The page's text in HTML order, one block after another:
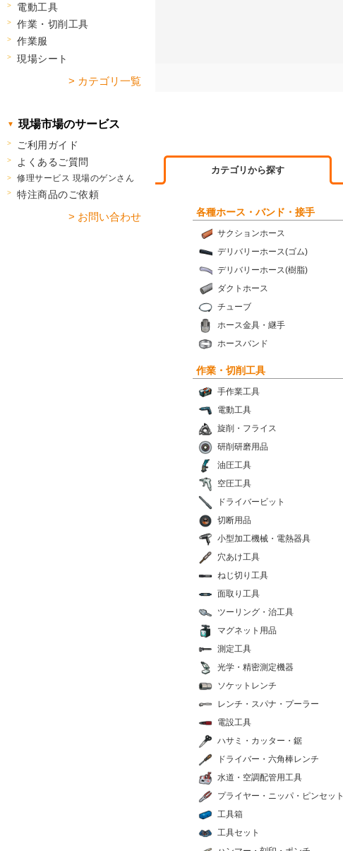
カテゴリから探す
各種ホース・バンド・接手
サクションホース
デリバリーホース(ゴム)
デリバリーホース(樹脂)
ダクトホース
チューブ
ホース金具・継手
ホースバンド
作業・切削工具
手作業工具
電動工具
旋削・フライス
研削研磨用品
油圧工具
空圧工具
ドライバービット
切断用品
小型加工機械・電熱器具
穴あけ工具
ねじ切り工具
面取り工具
ツーリング・治工具
マグネット用品
測定工具
光学・精密測定機器
ソケットレンチ
レンチ・スパナ・プーラー
電設工具
ハサミ・カッター・鋸
ドライバー・六角棒レンチ
水道・空調配管用工具
プライヤー・ニッパ・ピンセット
工具箱
工具セット
電動工具
作業・切削工具
作業服
現場シート
> カテゴリ一覧
現場市場のサービス
ご利用ガイド
よくあるご質問
修理サービス 現場のゲンさん
特注商品のご依頼
> お問い合わせ